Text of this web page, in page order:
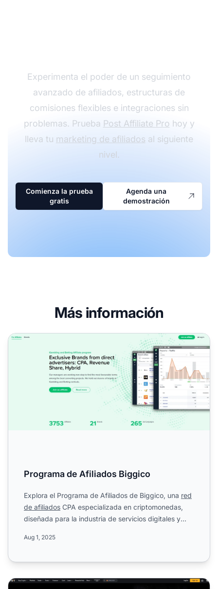
Experimenta el poder de un seguimiento
avanzado de afiliados, estructuras de
comisiones flexibles e integraciones sin
problemas. Prueba Post Affiliate Pro hoy y
lleva tu marketing de afiliados al siguiente
nivel.
Comienza la prueba
gratis
Agenda una
demostración
Más información
Programa de Afiliados Biggico
Programa de Afiliados Biggico
Explora el Programa de Afiliados de Biggico, una red
de afiliados CPA especializada en criptomonedas,
diseñada para la industria de servicios digitales y
Aug 1, 2025
Programa de Afiliados de Bybit